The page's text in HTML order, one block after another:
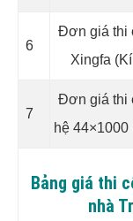
6
Đơn giá thi
Xingfa
7
Đơn giá thi
hệ
Bảng giá thi
nhà